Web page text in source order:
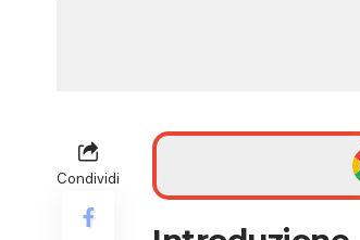
Condividi